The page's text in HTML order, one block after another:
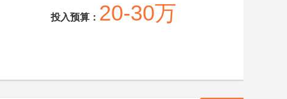
投入预算： 20-30万